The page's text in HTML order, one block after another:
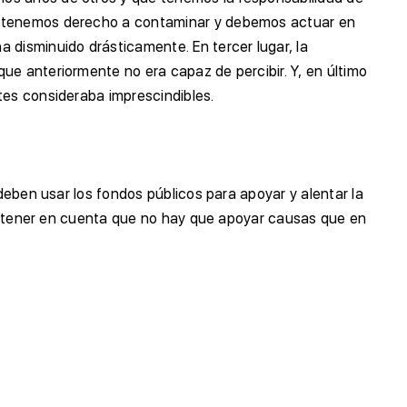
derecho a contaminar y debemos actuar en
disminuido drásticamente. En tercer lugar, la
anteriormente no era capaz de percibir. Y, en último
consideraba imprescindibles.
usar los fondos públicos para apoyar y alentar la
en cuenta que no hay que apoyar causas que en